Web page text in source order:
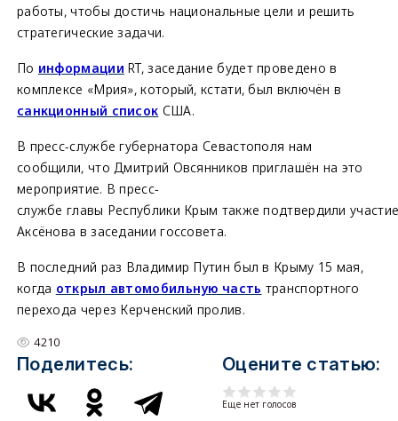
работы, чтобы достичь национальные цели и решить
стратегические задачи.
По информации RT, заседание будет проведено в
комплексе «Мрия», который, кстати, был включён в
санкционный список США.
В пресс-службе губернатора Севастополя нам
сообщили, что Дмитрий Овсянников приглашён на это
мероприятие. В пресс-
службе главы Республики Крым также подтвердили
Аксёнова в заседании госсовета.
В последний раз Владимир Путин был в Крыму 15 мая,
когда открыл автомобильную часть транспортного
перехода через Керченский пролив.
4210
Поделитесь: Оцените статью:
Еще нет голосов